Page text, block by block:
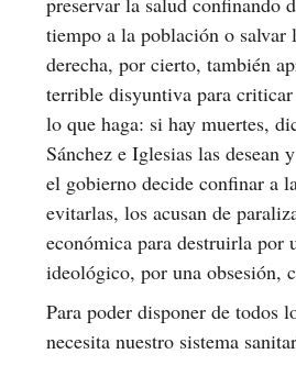
tiempo a la población o salvar
derecha, por cierto, también
terrible disyuntiva para
lo que haga: si hay muertes,
Sánchez e Iglesias las desean
el gobierno decide confinar a
evitarlas, los acusan de
económica para destruirla por
ideológico, por una obsesión,
Para poder disponer de todos
necesita nuestro sistema